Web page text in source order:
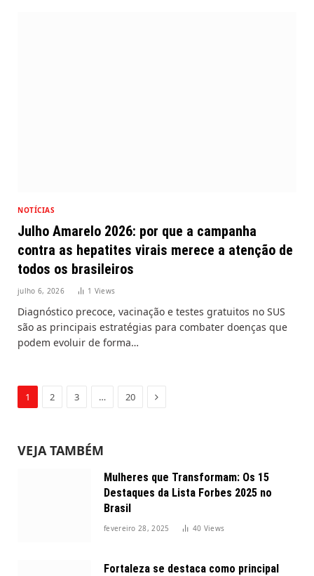
NOTÍCIAS
Julho Amarelo 2026: por que a campanha
contra as hepatites virais merece a atenção de
todos os brasileiros
julho 6, 2026 1 Views
Diagnóstico precoce, vacinação e testes gratuitos no SUS
são as principais estratégias para combater doenças que
podem evoluir de forma…
1 2 3 … 20 Next
VEJA TAMBÉM
Mulheres que Transformam: Os 15
Destaques da Lista Forbes 2025 no
Brasil
fevereiro 28, 2025 40 Views
Fortaleza se destaca como principal